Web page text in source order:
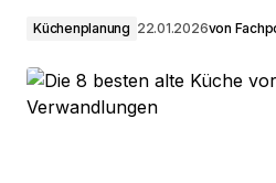
Küchenplanung 22.01.2026von